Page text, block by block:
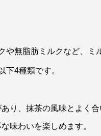
や無脂肪ミルクなど、ミ
下4種類です。
あり、抹茶の風味とよく合
味わいを楽しめます。